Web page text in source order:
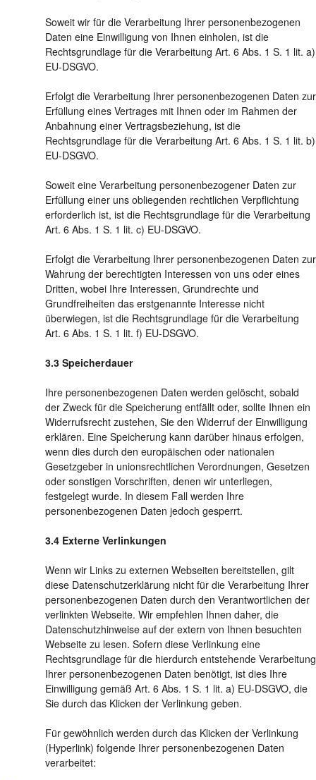
Soweit wir für die Verarbeitung Ihrer personenbezogenen
Daten eine Einwilligung von Ihnen einholen, ist die
Rechtsgrundlage für die Verarbeitung Art. 6 Abs. 1 S. 1 lit. a)
EU-DSGVO.
Erfolgt die Verarbeitung Ihrer personenbezogenen Daten zur
Erfüllung eines Vertrages mit Ihnen oder im Rahmen der
Anbahnung einer Vertragsbeziehung, ist die
Rechtsgrundlage für die Verarbeitung Art. 6 Abs. 1 S. 1 lit. b)
EU-DSGVO.
Soweit eine Verarbeitung personenbezogener Daten zur
Erfüllung einer uns obliegenden rechtlichen Verpflichtung
erforderlich ist, ist die Rechtsgrundlage für die Verarbeitung
Art. 6 Abs. 1 S. 1 lit. c) EU-DSGVO.
Erfolgt die Verarbeitung Ihrer personenbezogenen Daten zur
Wahrung der berechtigten Interessen von uns oder eines
Dritten, wobei Ihre Interessen, Grundrechte und
Grundfreiheiten das erstgenannte Interesse nicht
überwiegen, ist die Rechtsgrundlage für die Verarbeitung
Art. 6 Abs. 1 S. 1 lit. f) EU-DSGVO.
Speicherdauer
Ihre personenbezogenen Daten werden gelöscht, sobald
der Zweck für die Speicherung entfällt oder, sollte Ihnen ein
Widerrufsrecht zustehen, Sie den Widerruf der Einwilligung
erklären. Eine Speicherung kann darüber hinaus erfolgen,
wenn dies durch den europäischen oder nationalen
Gesetzgeber in unionsrechtlichen Verordnungen, Gesetzen
oder sonstigen Vorschriften, denen wir unterliegen,
festgelegt wurde. In diesem Fall werden Ihre
personenbezogenen Daten jedoch gesperrt.
Externe Verlinkungen
Wenn wir Links zu externen Webseiten bereitstellen, gilt
diese Datenschutzerklärung nicht für die Verarbeitung Ihrer
personenbezogenen Daten durch den Verantwortlichen der
verlinkten Webseite. Wir empfehlen Ihnen daher, die
Datenschutzhinweise auf der extern von Ihnen besuchten
Webseite zu lesen. Sofern diese Verlinkung eine
Rechtsgrundlage für die hierdurch entstehende Verarbeitung
Ihrer personenbezogenen Daten benötigt, ist dies Ihre
Einwilligung gemäß Art. 6 Abs. 1 S. 1 lit. a) EU-DSGVO, die
Sie durch das Klicken der Verlinkung geben.
Für gewöhnlich werden durch das Klicken der Verlinkung
(Hyperlink) folgende Ihrer personenbezogenen Daten
verarbeitet: